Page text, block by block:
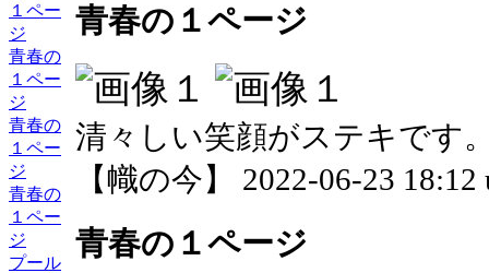
１ペー
ジ
青春の
１ペー
ジ
青春の
１ペー
ジ
青春の
１ペー
ジ
プール
青春の１ページ
清々しい笑顔がステキです
【幟の今】 2022-06-23 18:12
青春の１ページ